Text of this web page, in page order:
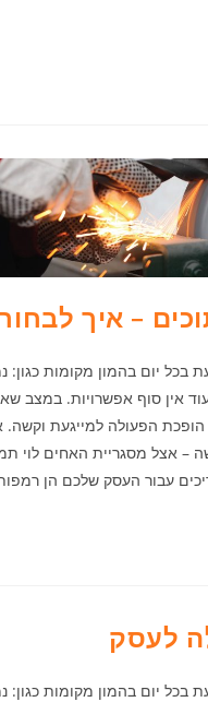
– איך
יום בהמון מקומות כגון:
אין סוף אפשרויות. במצב
הפעולה למייגעת וקשה.
– אצל מסגריית האחים לוי
עבור העסק שלכם הן
לעסק
יום בהמון מקומות כגון: